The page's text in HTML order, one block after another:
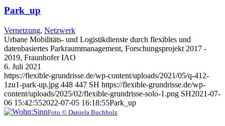
Park_up
Vernetzung, Netzwerk
Urbane Mobilitäts- und Logistikdienste durch flexibles und
datenbasiertes Parkraummanagement, Forschungsprojekt 2017 -
2019, Fraunhofer IAO
6. Juli 2021
https://flexible-grundrisse.de/wp-content/uploads/2021/05/q-412-
1zu1-park-up.jpg 448 447 SH https://flexible-grundrisse.de/wp-
content/uploads/2025/02/flexible-grundrisse-solo-1.png SH2021-07-
06 15:42:552022-07-05 16:18:55Park_up
Foto © Daniela Buchholz